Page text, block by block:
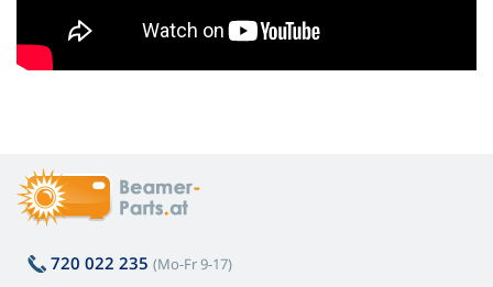
720 022 235 (Mo-Fr 9-17)